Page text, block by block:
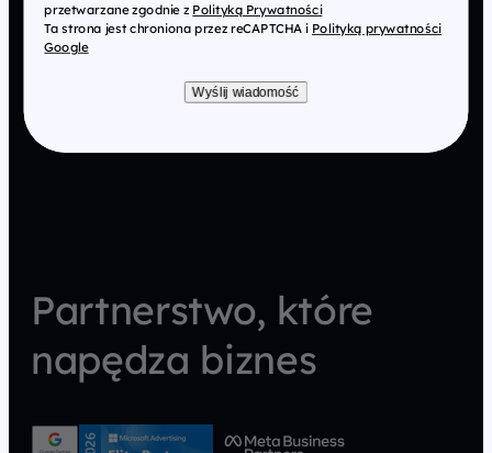
przetwarzane zgodnie z Polityką Prywatności
Ta strona jest chroniona przez reCAPTCHA i Polityką prywatności
Google
Wyślij wiadomość
Partnerstwo, które
napędza biznes